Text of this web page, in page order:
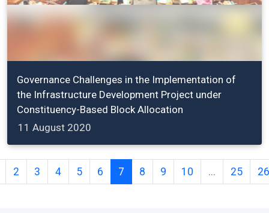
Governance Challenges in the Implementation of
the Infrastructure Development Project under
Constituency-Based Block Allocation
11 August 2020
2 3 4 5 6 7 8 9 10 ... 25 26